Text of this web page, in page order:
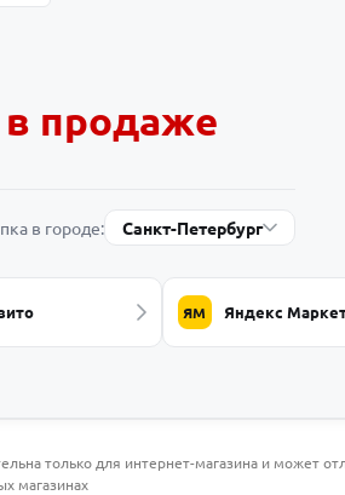
в продаже
в городе: Санкт-Петербург
ЯМ Яндекс
только для интернет-магазина и может
магазинах